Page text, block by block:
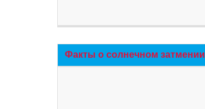
Факты о солнечном затмении